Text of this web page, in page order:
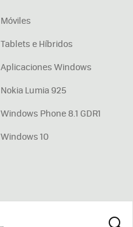
Móviles
Tablets e Híbridos
Aplicaciones Windows
Nokia Lumia 925
Windows Phone 8.1 GDR1
Windows 10